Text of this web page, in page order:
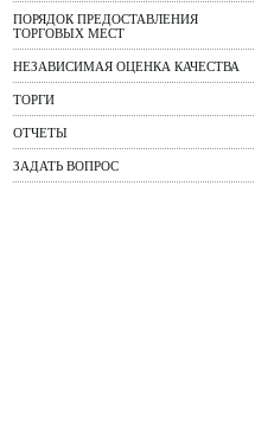
ПОРЯДОК ПРЕДОСТАВЛЕНИЯ
ТОРГОВЫХ МЕСТ
НЕЗАВИСИМАЯ ОЦЕНКА КАЧЕСТВА
ТОРГИ
ОТЧЕТЫ
ЗАДАТЬ ВОПРОС